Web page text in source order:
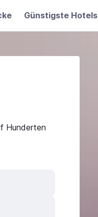
Günstigste Hotels
Hunderten